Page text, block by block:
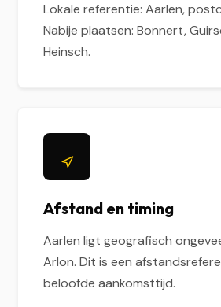
Lokale referentie: Aarlen,
Nabije plaatsen: Bonnert,
Heinsch.
Afstand en timing
Aarlen ligt geografisch
Arlon. Dit is een
beloofde aankomsttijd.